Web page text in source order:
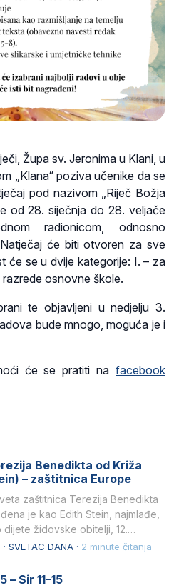
Župa sv. Jeronima u Klani, u
„Klana“ poziva učenike da se
pod nazivom „Riječ Božja
od 28. siječnja do 28. veljače
radionicom, odnosno
će biti otvoren za sve
će se u dvije kategorije: I. – za
osnovne škole.
te objavljeni u nedjelju 3.
bude mnogo, moguća je i
će se pratiti na facebook
Benedikta od Križa
– zaštitnica Europe
zaštitnica Terezija Benedikta
je kao Edith Stein, najmlađe,
dijete židovske obitelji, 12.
u Wrocławu…
SVETAC DANA · 2 minute čitanja
– Sir 11–15